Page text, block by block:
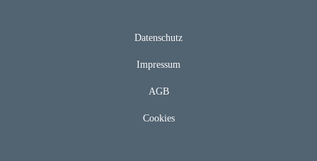
Datenschutz
Impressum
AGB
Cookies